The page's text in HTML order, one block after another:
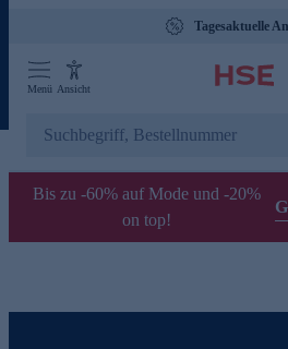
Tagesaktuelle
Menü Ansicht
Bis zu -60% auf Mode und -20%
on top!